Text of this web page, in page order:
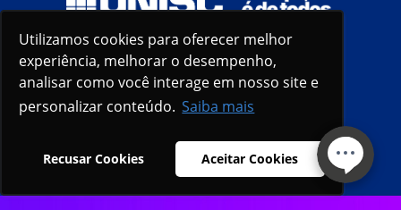
Utilizamos cookies para oferecer melhor
experiência, melhorar o desempenho,
analisar como você interage em nosso site e
personalizar conteúdo. Saiba mais
Recusar Cookies Aceitar Cookies
Utilizamos cookies para oferecer melhor
experiência, melhorar o desempenho,
analisar como você interage em nosso site e
personalizar conteúdo. Saiba mais
Recusar Cookies Aceitar Cookies